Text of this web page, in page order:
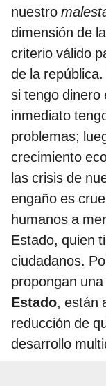
nuestro
dimensión de
criterio válido
de la
si tengo dinero
inmediato
problemas;
crecimiento
las crisis de
engaño es
humanos a
Estado, quien
ciudadanos.
propongan una
Estado, están
reducción de
desarrollo